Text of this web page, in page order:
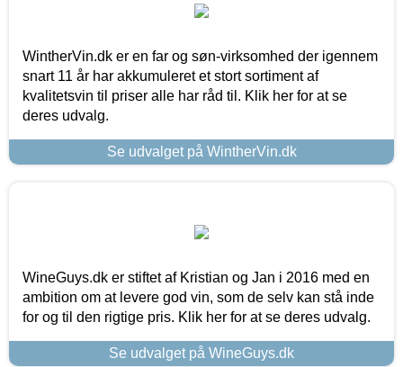
WintherVin.dk er en far og søn-virksomhed der igennem
snart 11 år har akkumuleret et stort sortiment af
kvalitetsvin til priser alle har råd til. Klik her for at se
deres udvalg.
Se udvalget på WintherVin.dk
WineGuys.dk er stiftet af Kristian og Jan i 2016 med en
ambition om at levere god vin, som de selv kan stå inde
for og til den rigtige pris. Klik her for at se deres udvalg.
Se udvalget på WineGuys.dk